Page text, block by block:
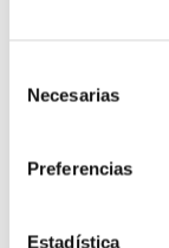
Necesarias
Preferencias
Estadística
PASSIVHAUS
PASSIVHAUS
PILOTOS